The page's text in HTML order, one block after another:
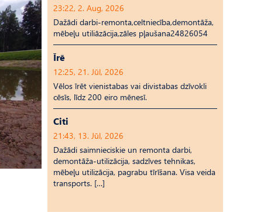
23:22, 2. Aug, 2026
Dažādi darbi-remonta,celtniecība,demontāža,
mēbeļu utiliāzācija,zāles pļaušana24826054
Īrē
12:25, 21. Jūl, 2026
Vēlos īrēt vienistabas vai divistabas dzīvokli
cēsīs, līdz 200 eiro mēnesī.
Citi
21:43, 13. Jūl, 2026
Dažādi saimnieciskie un remonta darbi,
demontāža-utilizācija, sadzīves tehnikas,
mēbeļu utilizācija, pagrabu tīrīšana. Visa veida
transports. […]